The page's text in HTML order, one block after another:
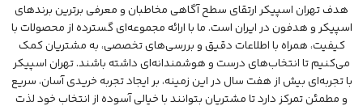
هدف تهران اسپیکر ارتقای سطح آگاهی مخاطبان و معرفی برترین برندهای
اسپیکر و هدفون در ایران است. ما با ارائه مجموعه‌ای گسترده از محصولات با
کیفیت، همراه با اطلاعات دقیق و بررسی‌های تخصصی، به مشتریان کمک
می‌کنیم تا انتخاب‌های درست و هوشمندانه‌ای داشته باشند. تهران اسپیکر
با تجربه‌ای بیش از هفت سال در این زمینه، بر ایجاد تجربه خریدی آسان، سریع
و مطمئن تمرکز دارد تا مشتریان بتوانند با خیالی آسوده از انتخاب خود لذت